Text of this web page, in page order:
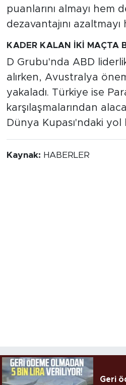
puanlarını almayı hem
dezavantajını
KADER KALAN İKİ MAÇTA
D Grubu'nda ABD
alırken, Avustralya
yakaladı. Türkiye ise
karşılaşmalarından
Dünya Kupası'ndaki yol
Kaynak: HABERLER
Geri